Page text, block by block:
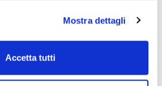
Mostra dettagli
Accetta tutti